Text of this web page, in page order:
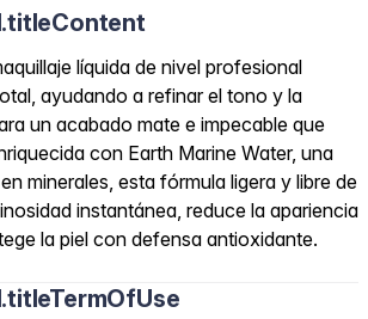
líquida de nivel profesional
ayudando a refinar el tono y la
un acabado mate e impecable que
con Earth Marine Water, una
minerales, esta fórmula ligera y libre de
instantánea, reduce la apariencia
la piel con defensa antioxidante.